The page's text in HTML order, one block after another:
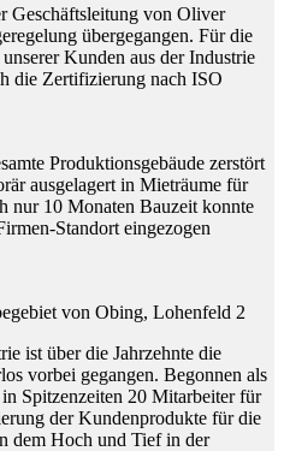
Geschäftsleitung von Oliver
übergegangen. Für die
Kunden aus der Industrie
die Zertifizierung nach ISO
Produktionsgebäude zerstört
ausgelagert in Mieträume für
nur 10 Monaten Bauzeit konnte
Standort eingezogen
von Obing, Lohenfeld 2
ist über die Jahrzehnte die
vorbei gegangen. Begonnen als
Spitzenzeiten 20 Mitarbeiter für
der Kundenprodukte für die
dem Hoch und Tief in der